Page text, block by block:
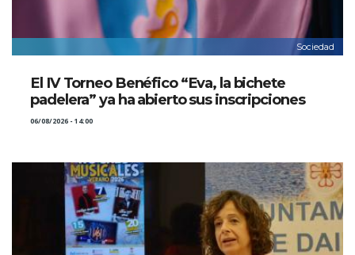
Sociedad
El IV Torneo Benéfico “Eva, la bichete
padelera” ya ha abierto sus inscripciones
06/08/2026 - 14:00